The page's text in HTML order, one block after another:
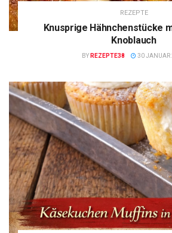
REZEPTE
Knusprige Hähnchenstücke
Knoblauch
BY REZEPTE38 30 JANUAR